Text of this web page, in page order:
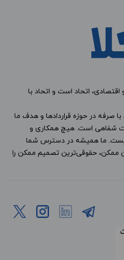
اتحاد است و اتحاد با
صرفه در حوزه قراردادها و هدف ما
شفاهی است. هیچ همکاری و
ما همیشه در دسترس شما
ممکن، حقوقی‌ترین تصمیم ممکن را